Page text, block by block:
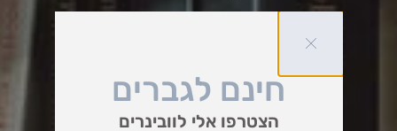
חינם לגברים
הצטרפו אלי לוובינרים